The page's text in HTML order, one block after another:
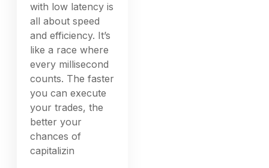
with low latency is
all about speed
and efficiency. It’s
like a race where
every millisecond
counts. The faster
you can execute
your trades, the
better your
chances of
capitalizin